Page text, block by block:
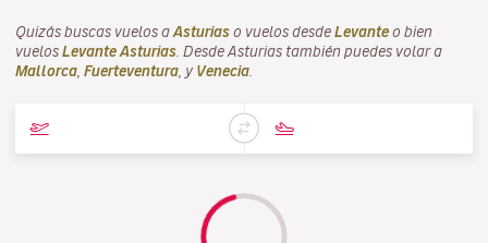
Quizás buscas vuelos a Asturias o vuelos desde Levante o bien
vuelos Levante Asturias . Desde Asturias también puedes volar a
Mallorca Fuerteventura , y Venecia